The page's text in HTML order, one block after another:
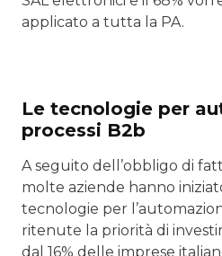
applicato a tutta la PA.
Le tecnologie per
processi B2b
A seguito dell’obbligo di
molte aziende hanno
tecnologie per
ritenute la priorità di
dal 16% delle imprese